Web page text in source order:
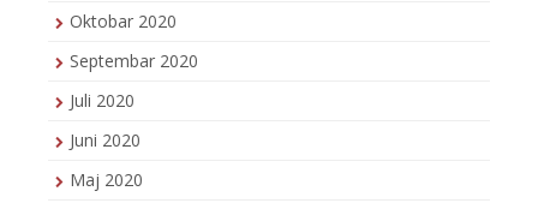
Oktobar 2020
Septembar 2020
Juli 2020
Juni 2020
Maj 2020